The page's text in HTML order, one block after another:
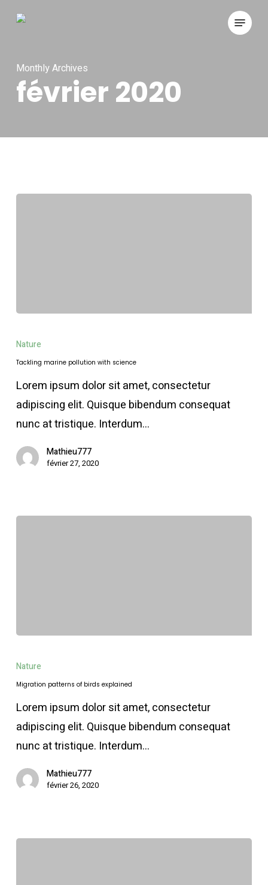
content
Menu
Monthly Archives
février 2020
marine
pollution
with
science
Nature
Tackling marine pollution with science
Lorem ipsum dolor sit amet, consectetur
adipiscing elit. Quisque bibendum consequat
nunc at tristique. Interdum…
Mathieu777
février 27, 2020
patterns
of
birds
explained
Nature
Migration patterns of birds explained
Lorem ipsum dolor sit amet, consectetur
adipiscing elit. Quisque bibendum consequat
nunc at tristique. Interdum…
Mathieu777
février 26, 2020